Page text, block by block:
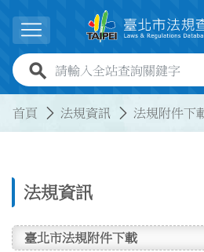
展開選單
全站查詢關鍵字欄位
首頁 法規資訊 法規附件下
法規資訊
臺北市法規附件下載